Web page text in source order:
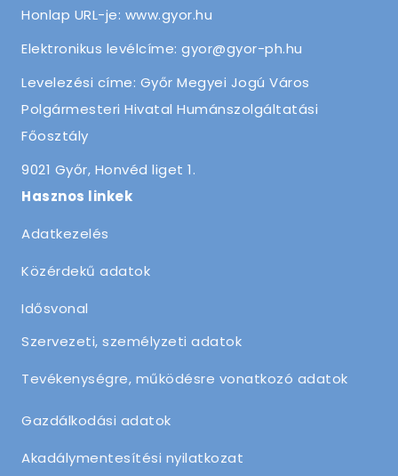
Honlap URL-je: www.gyor.hu
Elektronikus levélcíme: gyor@gyor-ph.hu
Levelezési címe: Győr Megyei Jogú Város
Polgármesteri Hivatal Humánszolgáltatási
Főosztály
9021 Győr, Honvéd liget 1.
Hasznos linkek
Adatkezelés
Közérdekű adatok
Idősvonal
Szervezeti, személyzeti adatok
Tevékenységre, működésre vonatkozó adatok
Gazdálkodási adatok
Akadálymentesítési nyilatkozat